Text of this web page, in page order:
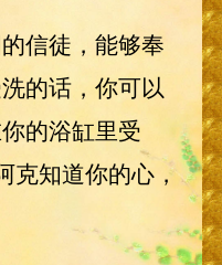
信徒，能够奉
的话，你可以
的浴缸里受
克知道你的心，